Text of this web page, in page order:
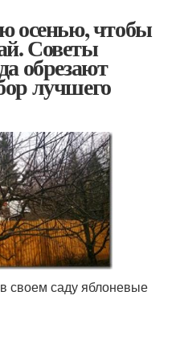
осенью, чтобы
Советы
обрезают
лучшего
своем саду яблоневые